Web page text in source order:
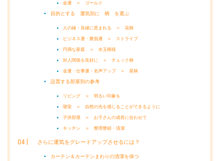
金運 ＝ ゴールド
目的とする 運気別に 柄 を選ぶ
人の縁・良縁に恵まれる ＝ 花柄
ビジネス運・勝負運 ＝ ストライプ
円満な家庭 ＝ 水玉模様
対人関係を良好に ＝ チェック柄
金運・仕事運・名声アップ ＝ 星柄
設置する部屋別の参考
リビング ＝ 明るい印象を
寝室 ＝ 自然の光を感じることができるように
子供部屋 ＝ お子さんの成長に合わせて
キッチン ＝ 整理整頓・清潔
さらに運気をグレードアップさせるには？
カーテン＆カーテンまわりの清潔を保つ